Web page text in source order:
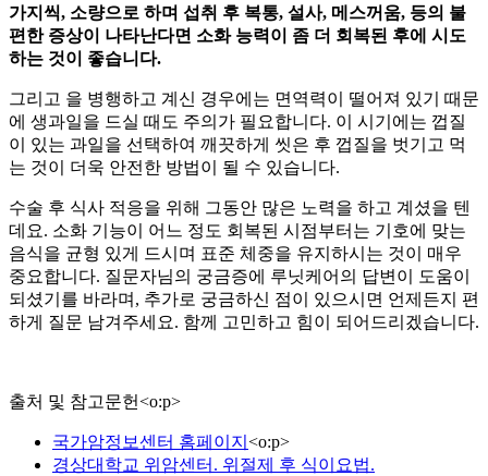
가지씩, 소량으로 하며 섭취 후 복통, 설사, 메스꺼움, 등의 불
편한 증상이 나타난다면 소화 능력이 좀 더 회복된 후에 시도
하는 것이 좋습니다.
그리고 을 병행하고 계신 경우에는 면역력이 떨어져 있기 때문
에 생과일을 드실 때도 주의가 필요합니다. 이 시기에는 껍질
이 있는 과일을 선택하여 깨끗하게 씻은 후 껍질을 벗기고 먹
는 것이 더욱 안전한 방법이 될 수 있습니다.
수술 후 식사 적응을 위해 그동안 많은 노력을 하고 계셨을 텐
데요. 소화 기능이 어느 정도 회복된 시점부터는 기호에 맞는
음식을 균형 있게 드시며 표준 체중을 유지하시는 것이 매우
중요합니다. 질문자님의 궁금증에 루닛케어의 답변이 도움이
되셨기를 바라며, 추가로 궁금하신 점이 있으시면 언제든지 편
하게 질문 남겨주세요. 함께 고민하고 힘이 되어드리겠습니다.
출처 및 참고문헌<o:p>
국가암정보센터 홈페이지 <o:p>
경상대학교 위암센터. 위절제 후 식이요법.